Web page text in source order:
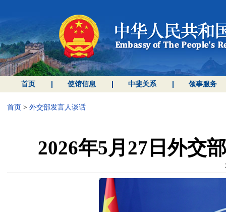
首页 使馆信息 中斐关系 领事服务
首页 > 外交部发言人谈话
2026年5月27日外交